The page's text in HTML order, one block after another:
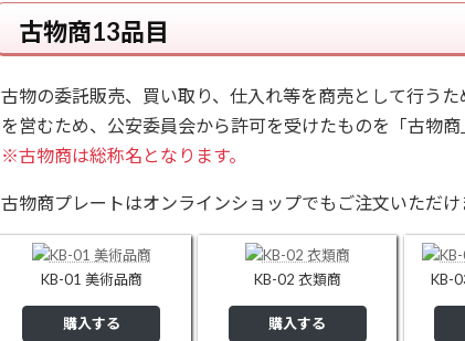
古物商13品目
古物の委託販売、買い取り、仕入れ等を商売として行う
を営むため、公安委員会から許可を受けたものを「古物商
※古物商は総称名となります。
古物商プレートはオンラインショップでもご注文いただけ
KB-01 美術品商
購入する
KB-02 衣類商
購入する
KB-